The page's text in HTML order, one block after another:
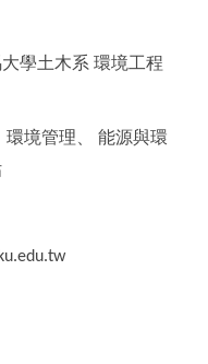
學土木系 環境工程
境管理、 能源與環